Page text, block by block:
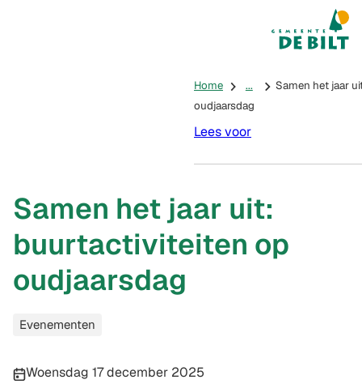
Mijn De Bilt
(Verwijst
Home ...
Samen het jaar
oudjaarsdag
Lees voor
Samen het jaar uit:
buurtactiviteiten op
oudjaarsdag
Evenementen
Publicatiedatum:
Woensdag 17 december 2025